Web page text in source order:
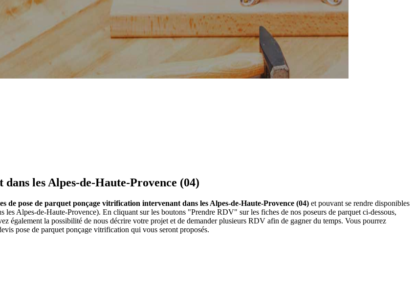
les Alpes-de-Haute-Provence (04)
de pose de parquet ponçage vitrification intervenant dans les Alpes-de-Haute-Provence (04) et pouvant se rendre disponibles
Alpes-de-Haute-Provence). En cliquant sur les boutons "Prendre RDV" sur les fiches de nos poseurs de parquet ci-dessous,
également la possibilité de nous décrire votre projet et de demander plusieurs RDV afin de gagner du temps. Vous pourrez
pose de parquet ponçage vitrification qui vous seront proposés.